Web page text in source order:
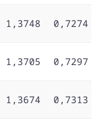
1,3748 0,7274
1,3705 0,7297
1,3674 0,7313